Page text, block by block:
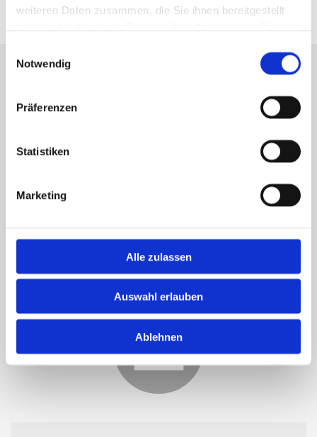
weiteren Daten zusammen, die Sie ihnen bereitgestellt
Notwendig
Präferenzen
Statistiken
Marketing
Alle zulassen
Auswahl erlauben
Ablehnen
MEINUNGEN UNSERER MANDANTEN
"Ich war schon einige Male, wegen für
mich nicht lösbare Rechtsstreite bei
Herrn Seidel. [...] Es wurde nichts
Birgit Krösch